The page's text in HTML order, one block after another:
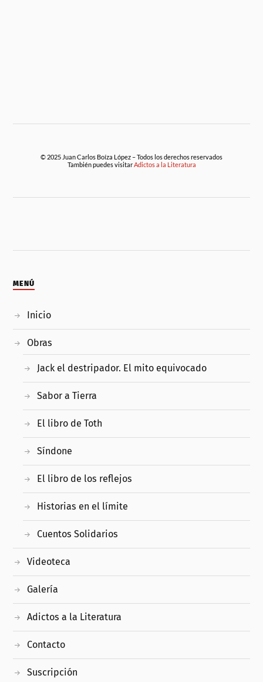
© 2025 Juan Carlos Boíza López – Todos los derechos reservados
También puedes visitarAdictos a la Literatura
MENÚ
Inicio
Obras
Jack el destripador. El mito equivocado
Sabor a Tierra
El libro de Toth
Síndone
El libro de los reflejos
Historias en el límite
Cuentos Solidarios
Videoteca
Galería
Adictos a la Literatura
Contacto
Suscripción